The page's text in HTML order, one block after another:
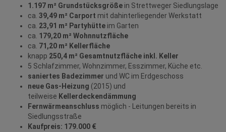
1.197 m² Grundstücksgröße in Strettweger Siedlungslage
ca. 39,49 m² Carport mit dahinterliegender Werkstatt
ca. 23,91 m² Partyhütte im Garten
ca. 179,20 m² Wohnnutzfläche
ca. 71,20 m² Kellerfläche
knapp 250,4 m² Gesamtnutzfläche inkl. Keller
5 Schlafzimmer, Wohnzimmer, Esszimmer, Küche etc.
saniertes Badezimmer und WC im Erdgeschoss
neue Gas-Heizung (2015) und
teilweise Kellerdeckendämmung
Fernwärmeanschluss möglich - Leitungen bereits in
Siedlungsstraße
Kaufpreis: 179.000 €